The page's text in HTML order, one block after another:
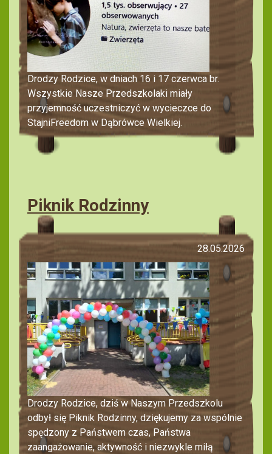
Drodzy Rodzice, w dniach 16 i 17 czerwca br.
Wszystkie Nasze Przedszkolaki miały
przyjemność uczestniczyć w wycieczce do
StajniFreedom w Dąbrówce Wielkiej.
Piknik Rodzinny
28.05.2026
Drodzy Rodzice, dziś w Naszym Przedszkolu
odbył się Piknik Rodzinny, dziękujemy za wspólnie
spędzony z Państwem czas, Państwa
zaangażowanie, aktywność i niezwykle miłą